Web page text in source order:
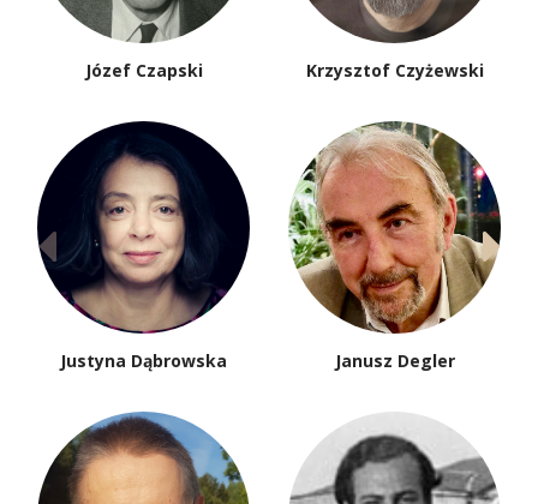
Józef Czapski Krzysztof Czyżewski
Justyna Dąbrowska Janusz Degler